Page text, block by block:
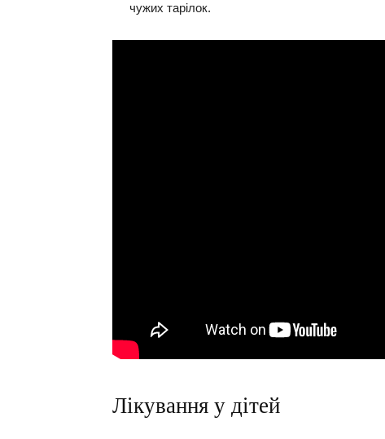
чужих тарілок.
Лікування у дітей